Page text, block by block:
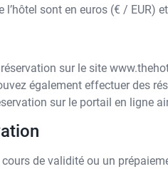
l’hôtel sont en euros (€ / EUR)
sur le site
également effectuer des
sur le portail en ligne
de validité ou un